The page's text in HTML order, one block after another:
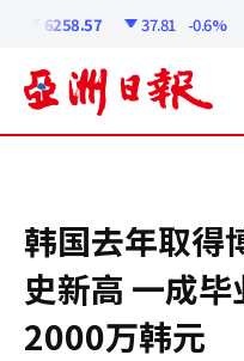
6258.57 37.81 -0.6%
韩国去年取得
史新高 一成
2000万韩元